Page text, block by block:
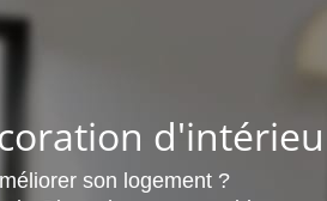
son logement ?